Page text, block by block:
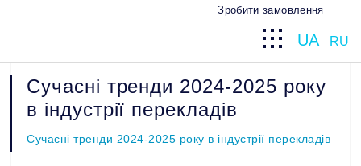
Зробити замовлення
UA RU
Сучасні тренди 2024-2025 року
в індустрії перекладів
Сучасні тренди 2024-2025 року в індустрії перекладів